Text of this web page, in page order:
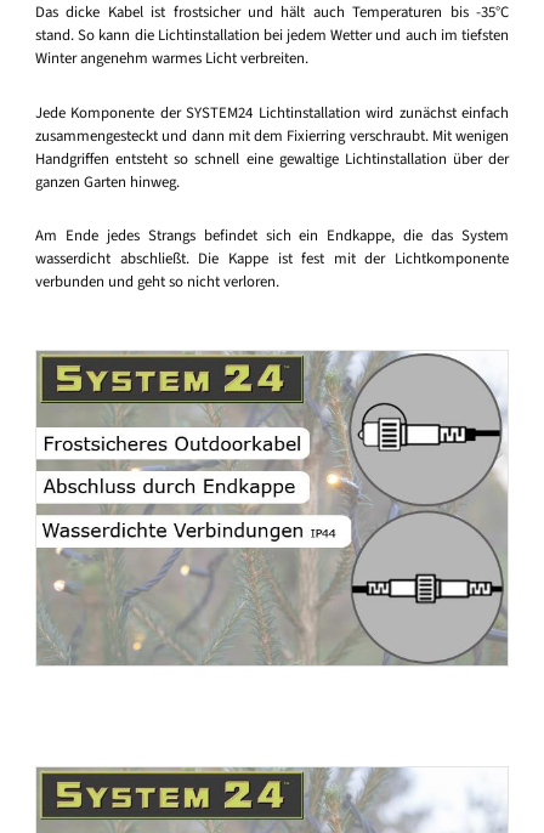
Das dicke Kabel ist frostsicher und hält auch Temperaturen bis -35°C
stand. So kann die Lichtinstallation bei jedem Wetter und auch im tiefsten
Winter angenehm warmes Licht verbreiten.
Jede Komponente der SYSTEM24 Lichtinstallation wird zunächst einfach
zusammengesteckt und dann mit dem Fixierring verschraubt. Mit wenigen
Handgriffen entsteht so schnell eine gewaltige Lichtinstallation über der
ganzen Garten hinweg.
Am Ende jedes Strangs befindet sich ein Endkappe, die das System
wasserdicht abschließt. Die Kappe ist fest mit der Lichtkomponente
verbunden und geht so nicht verloren.